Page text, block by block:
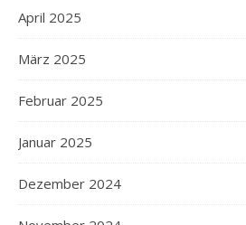
April 2025
März 2025
Februar 2025
Januar 2025
Dezember 2024